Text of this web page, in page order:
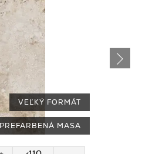
VEĽKÝ FORMÁT
PREFARBENÁ MASA